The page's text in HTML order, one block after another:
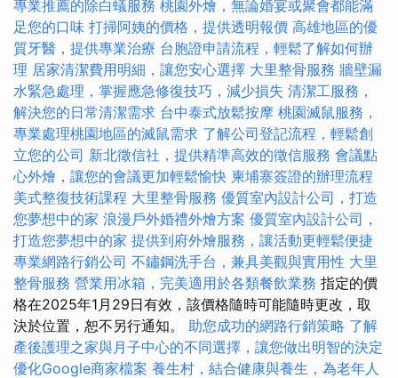
專業推薦的除白蟻服務 桃園外燴，無論婚宴或聚會都能滿
足您的口味 打掃阿姨的價格，提供透明報價 高雄地區的優
質牙醫，提供專業治療 台胞證申請流程，輕鬆了解如何辦
理 居家清潔費用明細，讓您安心選擇 大里整骨服務 牆壁漏
水緊急處理，掌握應急修復技巧，減少損失 清潔工服務，
解決您的日常清潔需求 台中泰式放鬆按摩 桃園滅鼠服務，
專業處理桃園地區的滅鼠需求 了解公司登記流程，輕鬆創
立您的公司 新北徵信社，提供精準高效的徵信服務 會議點
心外燴，讓您的會議更加輕鬆愉快 柬埔寨簽證的辦理流程
美式整復技術課程 大里整骨服務 優質室內設計公司，打造
您夢想中的家 浪漫戶外婚禮外燴方案 優質室內設計公司，
打造您夢想中的家 提供到府外燴服務，讓活動更輕鬆便捷
專業網路行銷公司 不鏽鋼洗手台，兼具美觀與實用性 大里
整骨服務 營業用冰箱，完美適用於各類餐飲業務 指定的價
格在2025年1月29日有效，該價格隨時可能隨時更改，取
決於位置，恕不另行通知。 助您成功的網路行銷策略 了解
產後護理之家與月子中心的不同選擇，讓您做出明智的決定
優化Google商家檔案 養生村，結合健康與養生，為老年人